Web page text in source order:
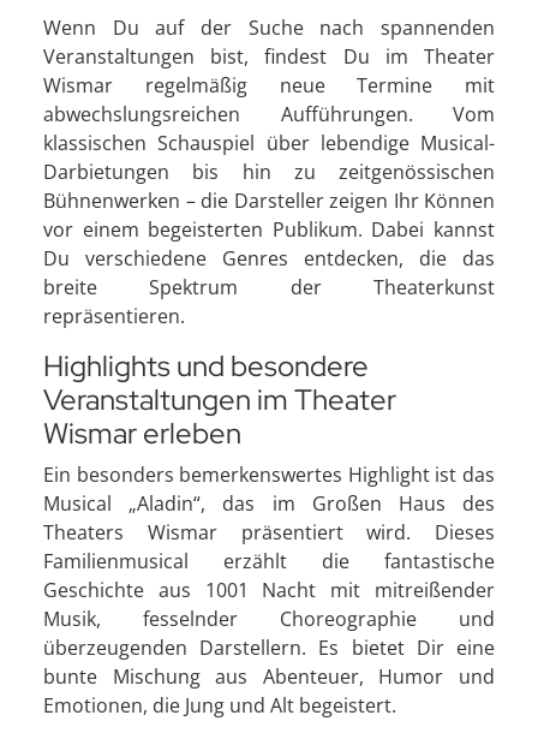
Wenn Du auf der Suche nach spannenden
Veranstaltungen bist, findest Du im Theater
Wismar regelmäßig neue Termine mit
abwechslungsreichen Aufführungen. Vom
klassischen Schauspiel über lebendige Musical-
Darbietungen bis hin zu zeitgenössischen
Bühnenwerken – die Darsteller zeigen Ihr Können
vor einem begeisterten Publikum. Dabei kannst
Du verschiedene Genres entdecken, die das
breite Spektrum der Theaterkunst
repräsentieren.
Highlights und besondere
Veranstaltungen im Theater
Wismar erleben
Ein besonders bemerkenswertes Highlight ist das
Musical „Aladin“, das im Großen Haus des
Theaters Wismar präsentiert wird. Dieses
Familienmusical erzählt die fantastische
Geschichte aus 1001 Nacht mit mitreißender
Musik, fesselnder Choreographie und
überzeugenden Darstellern. Es bietet Dir eine
bunte Mischung aus Abenteuer, Humor und
Emotionen, die Jung und Alt begeistert.